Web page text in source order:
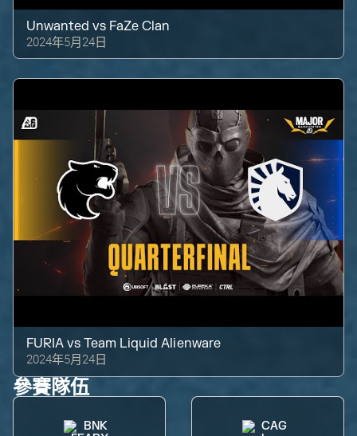
Unwanted vs FaZe Clan
2024年5月24日
FURIA vsTeam Liquid Alienware
2024年5月24日
參賽隊伍